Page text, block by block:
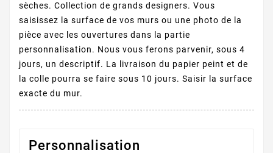
sèches. Collection de grands designers. Vous
saisissez la surface de vos murs ou une photo de la
pièce avec les ouvertures dans la partie
personnalisation. Nous vous ferons parvenir, sous 4
jours, un descriptif. La livraison du papier peint et de
la colle pourra se faire sous 10 jours. Saisir la surface
exacte du mur.
Personnalisation